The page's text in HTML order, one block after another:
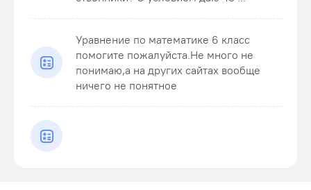
Уравнение по математике 6 класс
помогите пожалуйста.Не много не
понимаю,а на других сайтах вообще
ничего не понятное